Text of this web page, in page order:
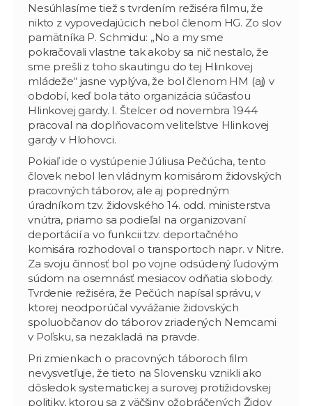
Nesúhlasíme tiež s tvrdením režiséra filmu, že
nikto z vypovedajúcich nebol členom HG. Zo slov
pamätníka P. Schmidu: „No a my sme
pokračovali vlastne tak akoby sa nič nestalo, že
sme prešli z toho skautingu do tej Hlinkovej
mládeže“ jasne vyplýva, že bol členom HM (aj) v
období, keď bola táto organizácia súčasťou
Hlinkovej gardy. I. Štelcer od novembra 1944
pracoval na doplňovacom veliteľstve Hlinkovej
gardy v Hlohovci.
Pokiaľ ide o vystúpenie Júliusa Pečúcha, tento
človek nebol len vládnym komisárom židovských
pracovných táborov, ale aj popredným
úradníkom tzv. židovského 14. odd. ministerstva
vnútra, priamo sa podieľal na organizovaní
deportácií a vo funkcii tzv. deportačného
komisára rozhodoval o transportoch napr. v Nitre.
Za svoju činnosť bol po vojne odsúdený ľudovým
súdom na osemnásť mesiacov odňatia slobody.
Tvrdenie režiséra, že Pečúch napísal správu, v
ktorej neodporúčal vyvážanie židovských
spoluobčanov do táborov zriadených Nemcami
v Poľsku, sa nezakladá na pravde.
Pri zmienkach o pracovných táboroch film
nevysvetľuje, že tieto na Slovensku vznikli ako
dôsledok systematickej a surovej protižidovskej
politiky, ktorou sa z väčšiny ožobráčených Židov